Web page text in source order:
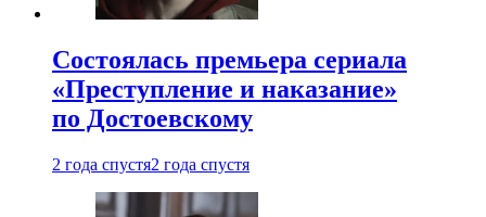
Состоялась премьера сериала
«Преступление и наказание»
по Достоевскому
2 года спустя2 года спустя